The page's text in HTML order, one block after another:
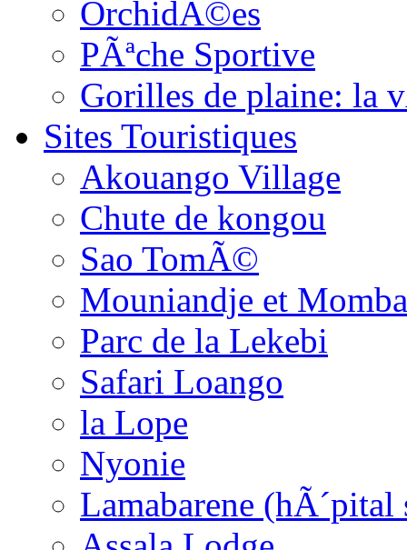
OrchidÃ©es
PÃªche Sportive
Gorilles de plaine:
Sites Touristiques
Akouango Village
Chute de kongou
Sao TomÃ©
Mouniandje et
Parc de la Lekebi
Safari Loango
la Lope
Nyonie
Lamabarene (hÃ´pital